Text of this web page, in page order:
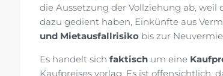
die Aussetzung der Vollziehung ab,
dazu gedient haben, Einkünfte aus
und Mietausfallrisiko bis zur
Es handelt sich faktisch um eine
Kaufpreises vorlag. Es ist offensichtlich,